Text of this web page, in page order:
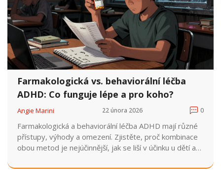
Farmakologická vs. behaviorální léčba
ADHD: Co funguje lépe a pro koho?
Angie Marini 22 února 2026 0
Farmakologická a behaviorální léčba ADHD mají různé
přístupy, výhody a omezení. Zjistěte, proč kombinace
obou metod je nejúčinnější, jak se liší v účinku u dětí a